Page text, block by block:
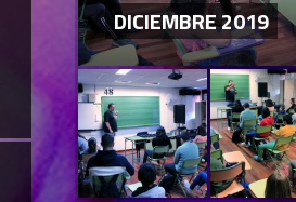
DICIEMBRE 2019